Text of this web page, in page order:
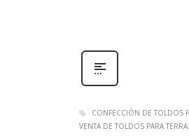
CONFECCIÓN DE TOLDOS
VENTA DE TOLDOS PARA